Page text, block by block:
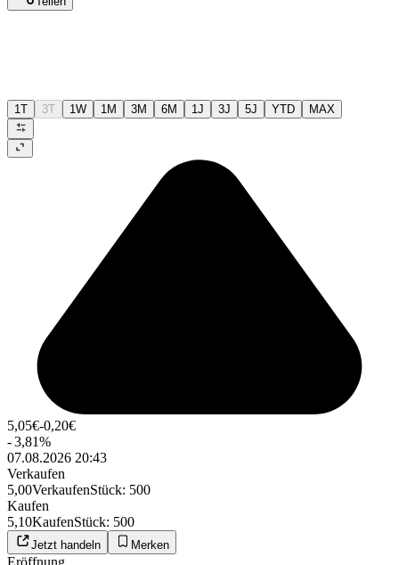
1T 3T 1W 1M 3M 6M 1J 3J 5J YTD MAX
5,05€-0,20€
-3,81%
07.08.2026 20:43
Verkaufen
5,00VerkaufenStück: 500
Kaufen
5,10KaufenStück: 500
Jetzt handeln Merken
Eröffnung